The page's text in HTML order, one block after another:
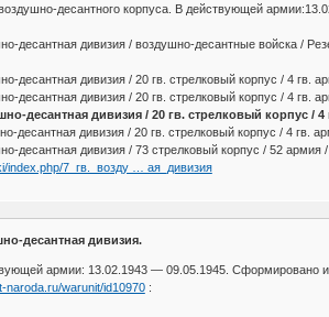
десантного корпуса. В действующей
десантная дивизия / воздушно-десантные войска /
десантная дивизия / 20 гв. стрелковый корпус / 4 гв.
десантная дивизия / 20 гв. стрелковый корпус / 4 гв.
десантная дивизия / 20 гв. стрелковый корпус /
десантная дивизия / 20 гв. стрелковый корпус / 4 гв.
десантная дивизия / 73 стрелковый корпус / 52 армия
index.php/7_гв._возду … ая_дивизия
десантная дивизия.
армии: 13.02.1943 — 09.05.1945. Сформировано
naroda.ru/warunit/id10970: